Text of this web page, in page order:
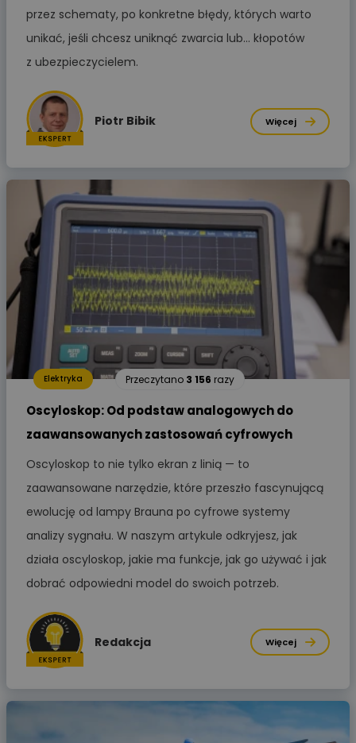
przez schematy, po konkretne błędy, których warto
unikać, jeśli chcesz uniknąć zwarcia lub... kłopotów
z ubezpieczycielem.
Piotr Bibik Więcej
Elektryka Przeczytano 3 156 razy
Oscyloskop: Od podstaw analogowych do
zaawansowanych zastosowań cyfrowych
Oscyloskop to nie tylko ekran z linią — to
zaawansowane narzędzie, które przeszło fascynującą
ewolucję od lampy Brauna po cyfrowe systemy
analizy sygnału. W naszym artykule odkryjesz, jak
działa oscyloskop, jakie ma funkcje, jak go używać i jak
dobrać odpowiedni model do swoich potrzeb.
Redakcja Więcej